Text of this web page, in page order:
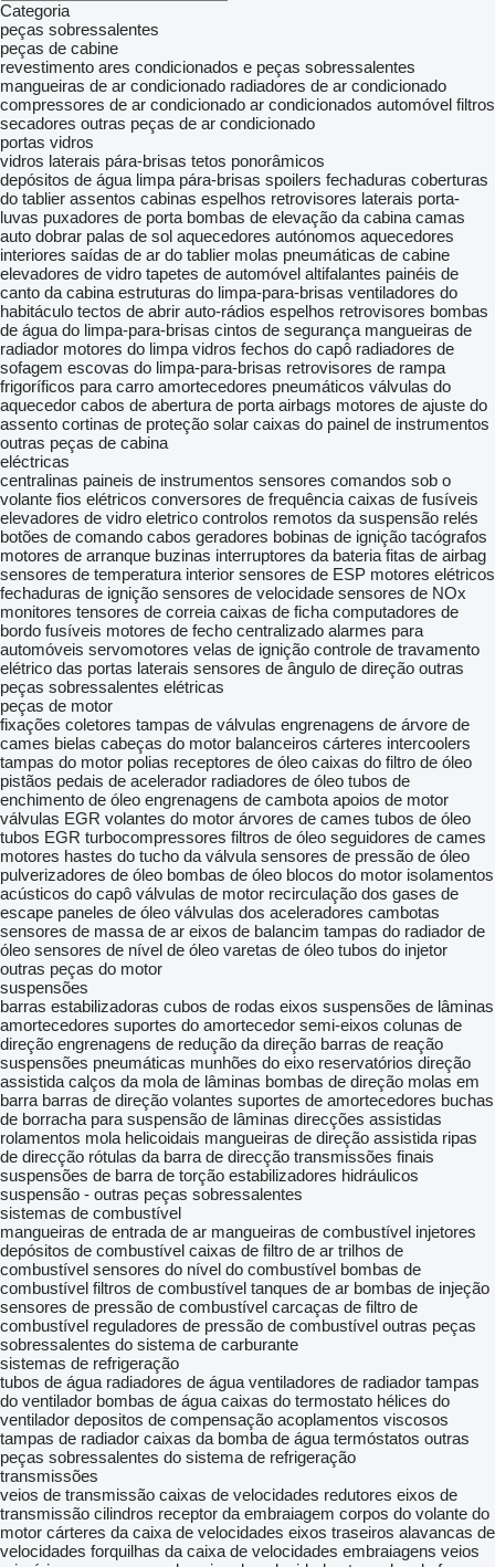
Categoria
peças sobressalentes
peças de cabine
revestimento ares condicionados e peças sobressalentes
mangueiras de ar condicionado radiadores de ar condicionado
compressores de ar condicionado ar condicionados automóvel filtros
secadores outras peças de ar condicionado
portas vidros
vidros laterais pára-brisas tetos ponorâmicos
depósitos de água limpa pára-brisas spoilers fechaduras coberturas
do tablier assentos cabinas espelhos retrovisores laterais porta-
luvas puxadores de porta bombas de elevação da cabina camas
auto dobrar palas de sol aquecedores autónomos aquecedores
interiores saídas de ar do tablier molas pneumáticas de cabine
elevadores de vidro tapetes de automóvel altifalantes painéis de
canto da cabina estruturas do limpa-para-brisas ventiladores do
habitáculo tectos de abrir auto-rádios espelhos retrovisores bombas
de água do limpa-para-brisas cintos de segurança mangueiras de
radiador motores do limpa vidros fechos do capô radiadores de
sofagem escovas do limpa-para-brisas retrovisores de rampa
frigoríficos para carro amortecedores pneumáticos válvulas do
aquecedor cabos de abertura de porta airbags motores de ajuste do
assento cortinas de proteção solar caixas do painel de instrumentos
outras peças de cabina
eléctricas
centralinas paineis de instrumentos sensores comandos sob o
volante fios elétricos conversores de frequência caixas de fusíveis
elevadores de vidro eletrico controlos remotos da suspensão relés
botões de comando cabos geradores bobinas de ignição tacógrafos
motores de arranque buzinas interruptores da bateria fitas de airbag
sensores de temperatura interior sensores de ESP motores elétricos
fechaduras de ignição sensores de velocidade sensores de NOx
monitores tensores de correia caixas de ficha computadores de
bordo fusíveis motores de fecho centralizado alarmes para
automóveis servomotores velas de ignição controle de travamento
elétrico das portas laterais sensores de ângulo de direção outras
peças sobressalentes elétricas
peças de motor
fixações coletores tampas de válvulas engrenagens de árvore de
cames bielas cabeças do motor balanceiros cárteres intercoolers
tampas do motor polias receptores de óleo caixas do filtro de óleo
pistãos pedais de acelerador radiadores de óleo tubos de
enchimento de óleo engrenagens de cambota apoios de motor
válvulas EGR volantes do motor árvores de cames tubos de óleo
tubos EGR turbocompressores filtros de óleo seguidores de cames
motores hastes do tucho da válvula sensores de pressão de óleo
pulverizadores de óleo bombas de óleo blocos do motor isolamentos
acústicos do capô válvulas de motor recirculação dos gases de
escape paneles de óleo válvulas dos aceleradores cambotas
sensores de massa de ar eixos de balancim tampas do radiador de
óleo sensores de nível de óleo varetas de óleo tubos do injetor
outras peças do motor
suspensões
barras estabilizadoras cubos de rodas eixos suspensões de lâminas
amortecedores suportes do amortecedor semi-eixos colunas de
direção engrenagens de redução da direção barras de reação
suspensões pneumáticas munhões do eixo reservatórios direção
assistida calços da mola de lâminas bombas de direção molas em
barra barras de direção volantes suportes de amortecedores buchas
de borracha para suspensão de lâminas direcções assistidas
rolamentos mola helicoidais mangueiras de direção assistida ripas
de direcção rótulas da barra de direcção transmissões finais
suspensões de barra de torção estabilizadores hidráulicos
suspensão - outras peças sobressalentes
sistemas de combustível
mangueiras de entrada de ar mangueiras de combustível injetores
depósitos de combustível caixas de filtro de ar trilhos de
combustível sensores do nível do combustível bombas de
combustível filtros de combustível tanques de ar bombas de injeção
sensores de pressão de combustível carcaças de filtro de
combustível reguladores de pressão de combustível outras peças
sobressalentes do sistema de carburante
sistemas de refrigeração
tubos de água radiadores de água ventiladores de radiador tampas
do ventilador bombas de água caixas do termostato hélices do
ventilador depositos de compensação acoplamentos viscosos
tampas de radiador caixas da bomba de água termóstatos outras
peças sobressalentes do sistema de refrigeração
transmissões
veios de transmissão caixas de velocidades redutores eixos de
transmissão cilindros receptor da embraiagem corpos do volante do
motor cárteres da caixa de velocidades eixos traseiros alavancas de
velocidades forquilhas da caixa de velocidades embraiagens veios